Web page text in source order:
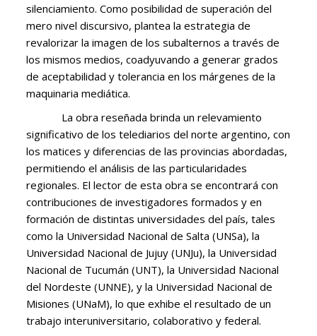
silenciamiento. Como posibilidad de superación del
mero nivel discursivo, plantea la estrategia de
revalorizar la imagen de los subalternos a través de
los mismos medios, coadyuvando a generar grados
de aceptabilidad y tolerancia en los márgenes de la
maquinaria mediática.
La obra reseñada brinda un relevamiento
significativo de los telediarios del norte argentino, con
los matices y diferencias de las provincias abordadas,
permitiendo el análisis de las particularidades
regionales. El lector de esta obra se encontrará con
contribuciones de investigadores formados y en
formación de distintas universidades del país, tales
como la Universidad Nacional de Salta (UNSa), la
Universidad Nacional de Jujuy (UNJu), la Universidad
Nacional de Tucumán (UNT), la Universidad Nacional
del Nordeste (UNNE), y la Universidad Nacional de
Misiones (UNaM), lo que exhibe el resultado de un
trabajo interuniversitario, colaborativo y federal.